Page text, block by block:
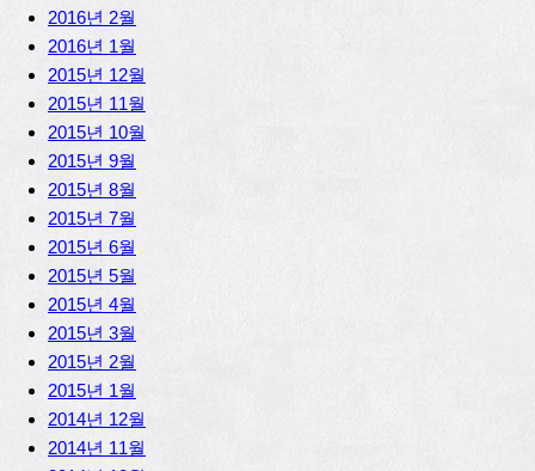
2016년 2월
2016년 1월
2015년 12월
2015년 11월
2015년 10월
2015년 9월
2015년 8월
2015년 7월
2015년 6월
2015년 5월
2015년 4월
2015년 3월
2015년 2월
2015년 1월
2014년 12월
2014년 11월